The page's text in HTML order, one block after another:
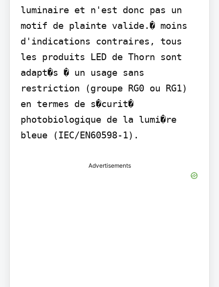
luminaire et n'est donc pas un
motif de plainte valide.� moins
d'indications contraires, tous
les produits LED de Thorn sont
adapt�s � un usage sans
restriction (groupe RG0 ou RG1)
en termes de s�curit�
photobiologique de la lumi�re
bleue (IEC/EN60598-1).
Advertisements